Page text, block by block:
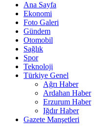
Ana Sayfa
Ekonomi
Foto Galeri
Gündem
Otomobil
Sağlık
Spor
Teknoloji
Türkiye Genel
Ağrı Haber
Ardahan Haber
Erzurum Haber
Iğdır Haber
Gazete Manşetleri